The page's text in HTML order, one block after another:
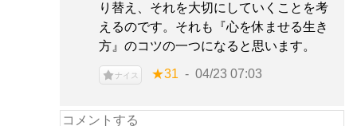
り替え、それを大切にしていくことを考
えるのです。それも『心を休ませる生き
方』のコツの一つになると思います。
ナイス ★31 04/23 07:03